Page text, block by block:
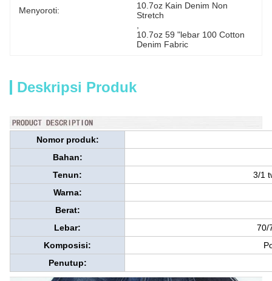
Menyoroti:
10.7oz Kain Denim Non
Stretch
10.7oz 59 "lebar 100 Cotton
Denim Fabric
Deskripsi Produk
Nomor produk:
Bahan:
Tenun:
3/1
Warna:
Berat:
Lebar:
70/
Komposisi:
Penutup: